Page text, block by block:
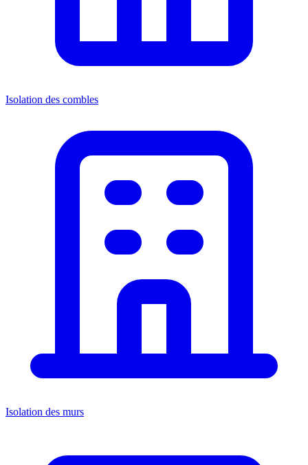
Isolation des combles
Isolation des murs